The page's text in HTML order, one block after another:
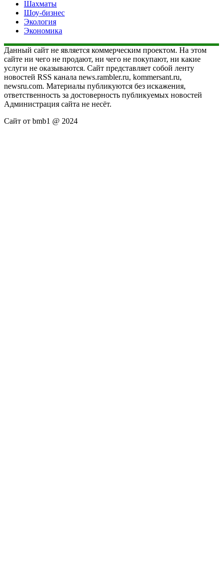
Шахматы
Шоу-бизнес
Экология
Экономика
Данный сайт не является коммерческим проектом. На этом
сайте ни чего не продают, ни чего не покупают, ни какие
услуги не оказываются. Сайт представляет собой ленту
новостей RSS канала news.rambler.ru, kommersant.ru,
newsru.com. Материалы публикуются без искажения,
ответственность за достоверность публикуемых новостей
Администрация сайта не несёт.
Сайт от bmb1 @ 2024